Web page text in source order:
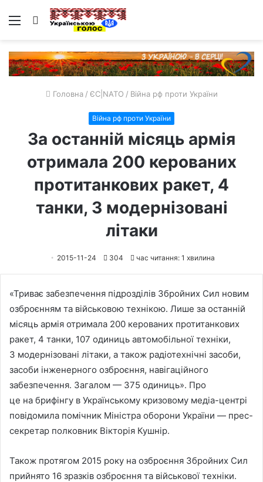
Меню Пошук
Головна / ЄС|NATO / Війна рф проти України
Війна рф проти України
За останній місяць армія
отримала 200 керованих
протитанкових ракет, 4
танки, 3 модернізовані
літаки
2015-11-24 304 час читання: 1 хвилина
«Триває забезпечення підрозділів Збройних Сил новим
озброєнням та військовою технікою. Лише за останній
місяць армія отримала 200 керованих протитанкових
ракет, 4 танки, 107 одиниць автомобільної техніки,
3 модернізовані літаки, а також радіотехнічні засоби,
засоби інженерного озброєння, навігаційного
забезпечення. Загалом — 375 одиниць». Про
це на брифінгу в Українському кризовому медіа-центрі
повідомила помічник Міністра оборони України — прес-
секретар полковник Вікторія Кушнір.
Також протягом 2015 року на озброєння Збройних Сил
прийнято 16 зразків озброєння та військової техніки.